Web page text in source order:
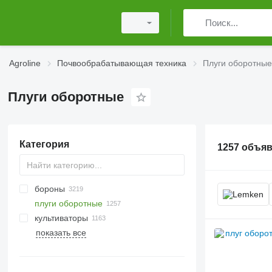
Agroline Почвообрабатывающая техника Плуги оборотные
Плуги оборотные
Категория
бороны
дисковые бороны
ротационные бороны
пружинные бороны
плуги оборотные
культиваторы
мульчеры для трактора
катки зубчато-кольчатые
показать все
1257